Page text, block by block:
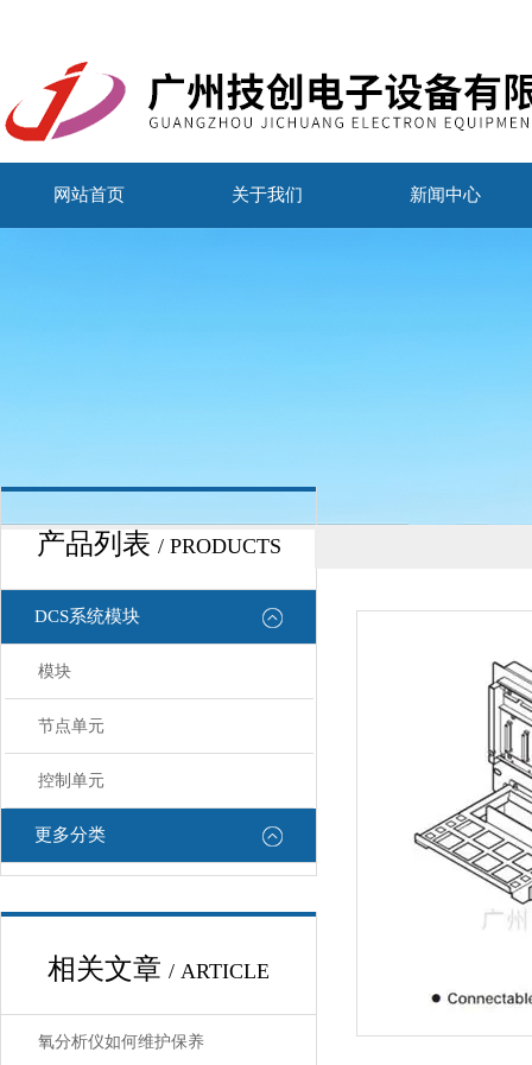
网站首页 关于我们 新闻中心
产品列表 / PRODUCTS
DCS系统模块
模块
节点单元
控制单元
更多分类
相关文章 / ARTICLE
氧分析仪如何维护保养